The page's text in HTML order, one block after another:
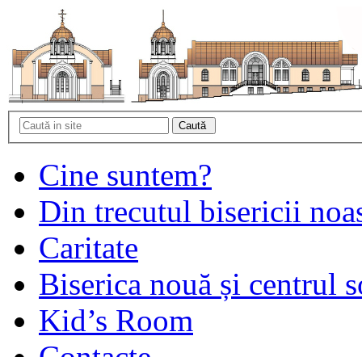
Cine suntem?
Din trecutul bisericii
Caritate
Biserica nouă și centrul
Kid’s Room